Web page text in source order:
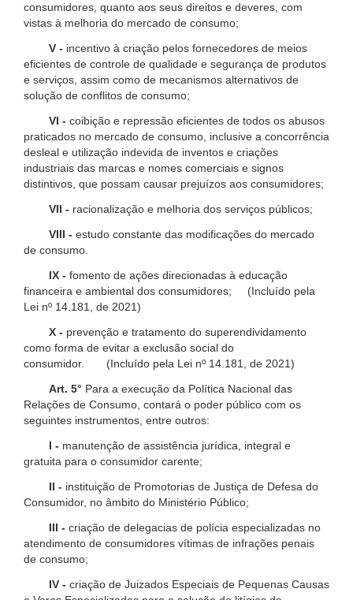
consumidores, quanto aos seus direitos e deveres, com
vistas à melhoria do mercado de consumo;
V - incentivo à criação pelos fornecedores de meios
eficientes de controle de qualidade e segurança de produtos
e serviços, assim como de mecanismos alternativos de
solução de conflitos de consumo;
VI - coibição e repressão eficientes de todos os abusos
praticados no mercado de consumo, inclusive a concorrência
desleal e utilização indevida de inventos e criações
industriais das marcas e nomes comerciais e signos
distintivos, que possam causar prejuízos aos consumidores;
VII - racionalização e melhoria dos serviços públicos;
VIII - estudo constante das modificações do mercado
de consumo.
IX - fomento de ações direcionadas à educação
financeira e ambiental dos consumidores; (Incluído pela
Lei nº 14.181, de 2021)
X - prevenção e tratamento do superendividamento
como forma de evitar a exclusão social do
consumidor. (Incluído pela Lei nº 14.181, de 2021)
Art. 5° Para a execução da Política Nacional das
Relações de Consumo, contará o poder público com os
seguintes instrumentos, entre outros:
I - manutenção de assistência jurídica, integral e
gratuita para o consumidor carente;
II - instituição de Promotorias de Justiça de Defesa do
Consumidor, no âmbito do Ministério Público;
III - criação de delegacias de polícia especializadas no
atendimento de consumidores vítimas de infrações penais
de consumo;
IV - criação de Juizados Especiais de Pequenas Causas